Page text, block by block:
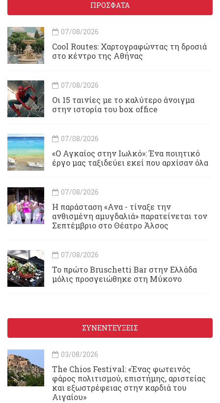
ΠΡΟΣΦΑΤΑ
07/08/2026
Cool Routes: Χαρτογραφώντας τη δροσιά
στο κέντρο της Αθήνας
07/08/2026
Οι 15 ταινίες με το καλύτερο άνοιγμα
στην ιστορία του box office
07/08/2026
«Ο Αγκαίος στην Ιωλκό»: Ένα ποιητικό
έργο μας ταξιδεύει εκεί που αρχίσαν όλα
07/08/2026
Η παράσταση «Ανα - τίναξε την
ανθισμένη αμυγδαλιά» παρατείνεται τον
Σεπτέμβριο στο Θέατρο Άλσος
07/08/2026
Το πρώτο Bruschetti Bar στην Ελλάδα
μόλις προσγειώθηκε στη Μύκονο
ΣΥΝΕΝΤΕΥΞΕΙΣ
03/08/2026
Τhe Chios Festival: «Ένας φωτεινός
φάρος πολιτισμού, επιστήμης, αριστείας
και εξωστρέφειας στην καρδιά του
Αιγαίου»